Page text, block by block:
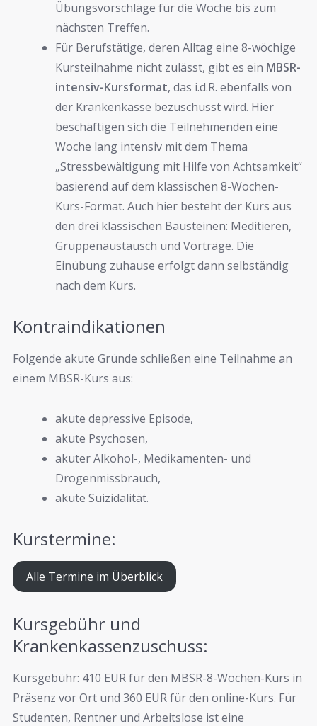
Übungsvorschläge für die Woche bis zum
nächsten Treffen.
Für Berufstätige, deren Alltag eine 8-wöchige
Kursteilnahme nicht zulässt, gibt es ein MBSR-
intensiv-Kursformat, das i.d.R. ebenfalls von
der Krankenkasse bezuschusst wird. Hier
beschäftigen sich die Teilnehmenden eine
Woche lang intensiv mit dem Thema
„Stressbewältigung mit Hilfe von Achtsamkeit“
basierend auf dem klassischen 8-Wochen-
Kurs-Format. Auch hier besteht der Kurs aus
den drei klassischen Bausteinen: Meditieren,
Gruppenaustausch und Vorträge. Die
Einübung zuhause erfolgt dann selbständig
nach dem Kurs.
Kontraindikationen
Folgende akute Gründe schließen eine Teilnahme an
einem MBSR-Kurs aus:
akute depressive Episode,
akute Psychosen,
akuter Alkohol-, Medikamenten- und
Drogenmissbrauch,
akute Suizidalität.
Kurstermine:
Alle Termine im Überblick
Kursgebühr und
Krankenkassenzuschuss:
Kursgebühr: 410 EUR für den MBSR-8-Wochen-Kurs in
Präsenz vor Ort und 360 EUR für den online-Kurs. Für
Studenten, Rentner und Arbeitslose ist eine